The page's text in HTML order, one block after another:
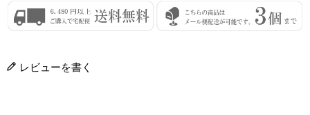
レビューを書く